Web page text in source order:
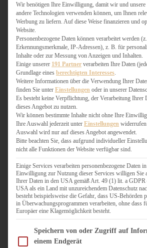
SÜSSES
VEGAN
BURGER &
FIX AUF
FLEISCH
GRILLEN /
ONE-POT-
PASTA &
PIZZA,
REIS &
SALATE &
Wir benötigen Ihre Einwilligung, damit wir und unsere
andere Technologien verwenden können, um Ihnen
Werbung zu liefern. Auf diese Weise finanzieren und
Website.
Personenbezogene Daten können verarbeitet werden
Erkennungsmerkmale, IP-Adressen), z. B. für
Inhalte oder zur Messung von Anzeigen und Inhalten.
Einige unserer 191 Partner verarbeiten Ihre Daten
Grundlage eines berechtigten Interesses
Weitere Informationen über die Verwendung Ihrer
finden Sie unter Einstellungen oder in unserer
Es besteht keine Verpflichtung, der Verarbeitung Ihrer
dieses Angebot zu nutzen.
Wir können bestimmte Inhalte nicht ohne Ihre
Ihre Auswahl jederzeit unter Einstellungen widerrufen
Auswahl wird nur auf dieses Angebot angewendet.
Bitte beachten Sie, dass aufgrund individueller
nicht alle Funktionen der Website verfügbar sind.
Einige Services verarbeiten personenbezogene Daten
Einwilligung zur Nutzung dieser Services willigen Sie
Ihrer Daten in den USA gemäß Art. 49 (1) lit. a
USA als ein Land mit unzureichendem Datenschutz
besteht beispielsweise die Gefahr, dass US-Behörden
in Überwachungsprogrammen verarbeiten, ohne dass
Europäer eine Klagemöglichkeit besteht.
Im Folgenden finden Sie eine Liste der Zwecke des
Speichern von oder Zugriff auf
einem Endgerät